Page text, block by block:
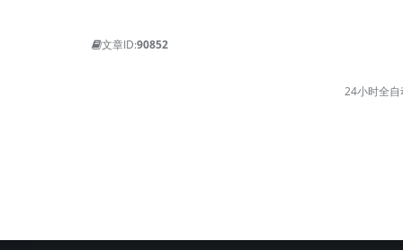
文章ID:90852
24小时全自